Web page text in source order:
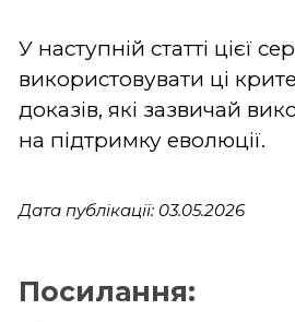
У наступній статті цієї
використовувати ці
доказів, які зазвичай
на підтримку еволюції.
Дата публікації: 03.05.2026
Посилання: